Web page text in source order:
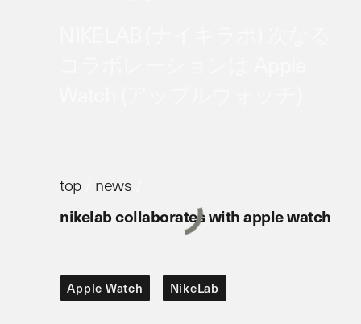
top/ news
nikelab collaborates with apple watch
Apple Watch NikeLab